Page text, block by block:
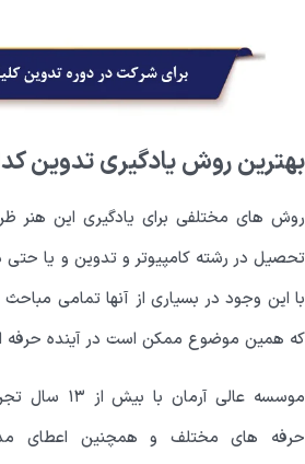
بهترین روش یادگیری تدوین
روش های مختلفی برای یادگیری این هنر
تحصیل در رشته کامپیوتر و تدوین و یا حتی
با این وجود در بسیاری از آنها تمامی
که همین موضوع ممکن است در آینده حرفه ای
موسسه عالی
حرفه های مختلف و همچنین اعطای